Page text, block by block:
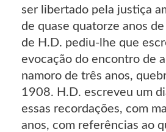
ser libertado pela justiça
de quase quatorze anos
de H.D. pediu-lhe que
evocação do encontro de
namoro de três anos,
1908. H.D. escreveu um
essas recordações, com
anos, com referências ao